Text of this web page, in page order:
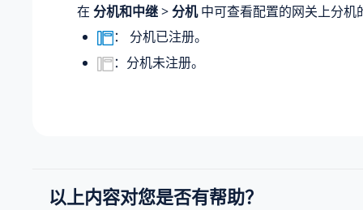
在 分机和中继>分机中可查看配置的网关上分机
： 分机已注册。
：分机未注册。
以上内容对您是否有帮助？